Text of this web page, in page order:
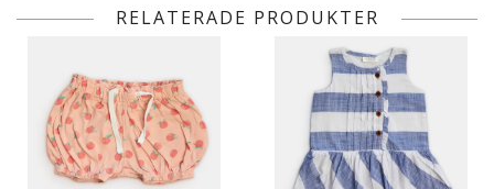
RELATERADE PRODUKTER